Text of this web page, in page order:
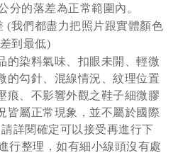
分的落差為正常範圍內。
(我們都盡力把照片跟實體顏色
到最低)
的染料氣味、扣眼未開、輕微
的勾針、混線情況、紋理位置
痕、不影響外觀之鞋子細微膠
皆屬正常現象，並不屬於國際
詳閱確定可以接受再進行下
行整理，如有細小線頭沒有處